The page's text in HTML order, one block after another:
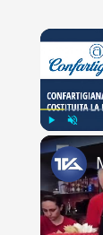
Play Unmute